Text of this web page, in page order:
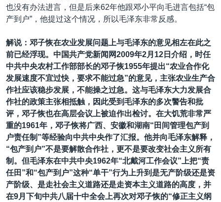
也没有办法进言，但是后来62年他跟邓小平向毛进言包括“包
产到户”，他提过这个情况，所以毛泽东非常反感。
解说：邓子恢在农业发展问题上与毛泽东的意见相左在此之
前已经浮现。中国共产党新闻网2009年2月12日介绍，时任
中共中央农村工作部部长的邓子恢1955年提出“农业合作化
发展速度不宜过快，要求不能过急”的意见，主张农业生产合
作社应该稳步发展，不能操之过急。这与毛泽东大力发展合
作社的政策主张相抵触，因此受到毛泽东的多次警告和批
评，邓子恢也在高层会议上被迫作出检讨。在大饥荒非常严
重的1961年，邓子恢将广西、安徽和湖南“田间管理包产到
户责任制”等经验向中共中央作了汇报。他并向毛泽东解释，
“包产到户”不是要解散合作社，更不是要改变社会主义所有
制。但毛泽东在中共中央1962年“北戴河工作会议”上把“责
任田”和“包产到户”这种“单干”行为上升到是无产阶级还是资
产阶级、是走社会主义道路还是走资本主义道路的高度，并
在9月下旬中共八届十中全会上再次对邓子恢的“修正主义纲